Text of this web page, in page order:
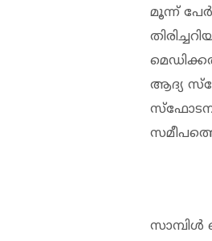
മൂന്ന്
ആദ്യ
സാമ്പിള്‍